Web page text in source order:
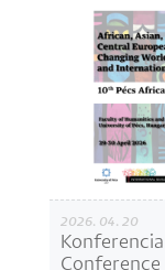
2026. 04. 20
Conference